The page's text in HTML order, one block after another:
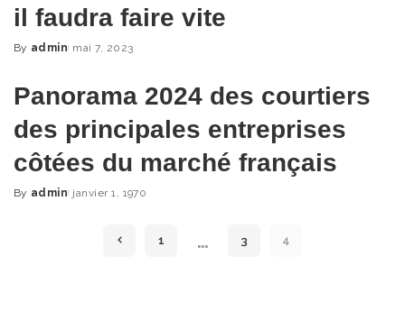
il faudra faire vite
Posted
By admin mai 7, 2023
Panorama 2024 des courtiers
des principales entreprises
côtées du marché français
Posted
By admin janvier 1, 1970
1 … 3 4
ACCÉDEZ AUX CONTENUS
EXCLUSIFS
Inscrivez-vous à notre Newsletter
Courtage